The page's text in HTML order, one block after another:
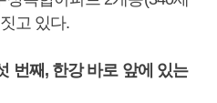
고 있다.
번째, 한강 바로 앞에 있는